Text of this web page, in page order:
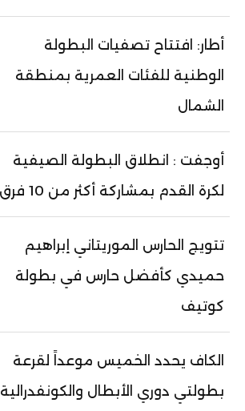
أطار: افتتاح تصفيات البطولة
الوطنية للفئات العمرية بمنطقة
الشمال
أوجفت : انطلاق البطولة الصيفية
لكرة القدم بمشاركة أكثر من 10 فرق
تتويج الحارس الموريتاني إبراهيم
حميدي كأفضل حارس في بطولة
كوتيف
الكاف يحدد الخميس موعداً لقرعة
بطولتي دوري الأبطال والكونفدرالية